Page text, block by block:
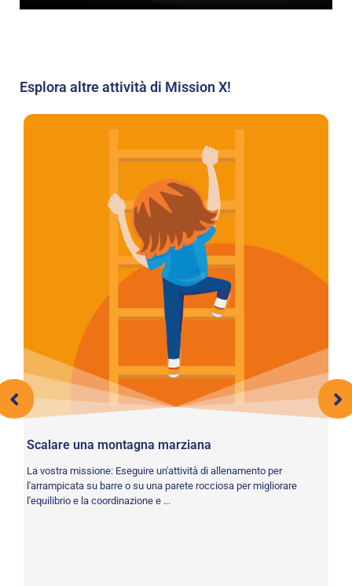
Esplora altre attività di Mission X!
Scalare una montagna marziana
La vostra missione: Eseguire un'attività di allenamento per
l'arrampicata su barre o su una parete rocciosa per migliorare
l'equilibrio e la coordinazione e ...